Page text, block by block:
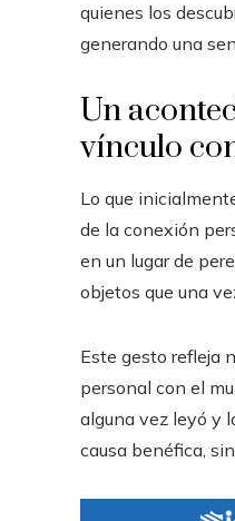
quienes los
generando una
Un
vínculo
Lo que
de la conexión
en un lugar de
objetos que una
Este gesto refleja
personal con el
alguna vez leyó y
causa benéfica,